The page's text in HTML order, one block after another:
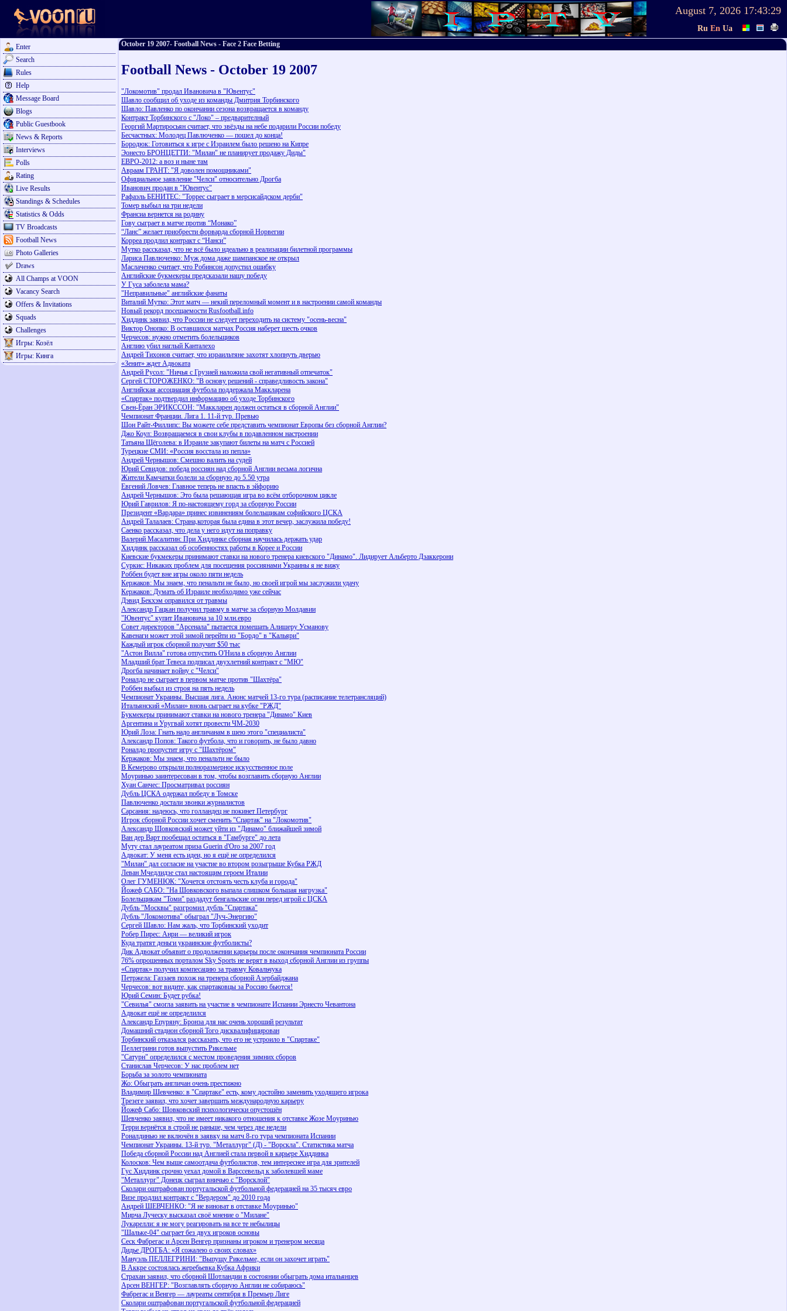
August 7, 2026 17:43:29
Ru En Ua
Enter
Search
Rules
Help
Message Board
Blogs
Public Guestbook
News & Reports
Interviews
Polls
Rating
Live Results
Standings & Schedules
Statistics & Odds
TV Broadcasts
Football News
Photo Galleries
Draws
All Champs at VOON
Vacancy Search
Offers & Invitations
Squads
Challenges
Игры: Козёл
Игры: Кинга
October 19 2007- Football News - Face 2 Face Betting
Football News - October 19 2007
"Локомотив" продал Ивановича в "Ювентус"
Шавло сообщил об уходе из команды Дмитрия Торбинского
Шавло: Павленко по окончании сезона возвращается в команду
Контракт Торбинского с "Локо" – предварителный
Георгий Мартиросьян считает, что звёзды на небе подарили России победу
Бесчастных: Молодец Павлюченко — пошел до конца!
Бородюк: Готовиться к игре с Израилем было решено на Кипре
Эонесто БРОНЦЕТТИ: "Милан" не планирует продажу Диды"
ЕВРО-2012: а воз и ныне там
Авраам ГРАНТ: "Я доволен помощниками"
Официальное заявление "Челси" относительно Дрогба
Иванович продан в "Ювентус"
Рафаэль БЕНИТЕС: "Торрес сыграет в мерсисайдском дерби"
Томер выбыл на три недели
Франсиа вернется на родину
Гову сыграет в матче против “Монако”
“Ланс” желает приобрести форварда сборной Норвегии
Корреа продлил контракт с “Нанси”
Мутко рассказал, что не всё было идеально в реализации билетной программы
Лариса Павлюченко: Муж дома даже шампанское не открыл
Маслаченко считает, что Робинсон допустил ошибку
Английские букмекеры предсказали нашу победу
У Гуса заболела мама?
"Неправильные" английские фанаты
Виталий Мутко: Этот матч — некий переломный момент и в настроении самой команды
Новый рекорд посещаемости Rusfootball.info
Хиддинк заявил, что России не следует переходить на систему "осень-весна"
Виктор Онопко: В оставшихся матчах Россия наберет шесть очков
Черчесов: нужно отметить болельщиков
Англию убил наглый Канталехо
Андрей Тихонов считает, что израильтяне захотят хлопнуть дверью
«Зенит» ждет Адвоката
Андрей Русол: "Ничья с Грузией наложила свой негативный отпечаток"
Сергей СТОРОЖЕНКО: "В основу решений - справедливость закона"
Английская ассоциация футбола поддержала Маккларена
«Спартак» подтвердил информацию об уходе Торбинского
Свен-Ёран ЭРИКССОН: "Маккларен должен остаться в сборной Англии"
Чемпионат Франции. Лига 1. 11-й тур. Превью
Шон Райт-Филлипс: Вы можете себе представить чемпионат Европы без сборной Англии?
Джо Коул: Возвращаемся в свои клубы в подавленном настроении
Татьяна Щёголева: в Израиле закупают билеты на матч с Россией
Турецкие СМИ: «Россия восстала из пепла»
Андрей Чернышов: Смешно валить на судей
Юрий Севидов: победа россиян над сборной Англии весьма логична
Жители Камчатки болели за сборную до 5.50 утра
Евгений Ловчев: Главное теперь не впасть в эйфорию
Андрей Чернышов: Это была решающая игра во всём отборочном цикле
Юрий Гаврилов: Я по-настоящему горд за сборную России
Президент «Вардара» принес извинениям болельщикам софийского ЦСКА
Андрей Талалаев: Страна,которая была едина в этот вечер, заслужила победу!
Саенко рассказал, что дела у него идут на поправку
Валерий Масалитин: При Хиддинке сборная научилась держать удар
Хиддинк рассказал об особенностях работы в Корее и России
Киевские букмекеры принимают ставки на нового тренера киевского "Динамо". Лидирует Альберто Дзаккерони
Суркис: Никаких проблем для посещения россиянами Украины я не вижу
Роббен будет вне игры около пяти недель
Кержаков: Мы знаем, что пенальти не было, но своей игрой мы заслужили удачу
Кержаков: Думать об Израиле необходимо уже сейчас
Дэвид Бекхэм оправился от травмы
Александр Гацкан получил травму в матче за сборную Молдавии
"Ювентус" купит Ивановича за 10 млн.евро
Совет директоров "Арсенала" пытается помешать Алишеру Усманову
Кавенаги может этой зимой перейти из "Бордо" в "Кальяри"
Каждый игрок сборной получит $50 тыс
"Астон Вилла" готова отпустить О'Нила в сборную Англии
Младший брат Тевеса подписал двухлетний контракт с "МЮ"
Дрогба начинает войну с "Челси"
Роналдо не сыграет в первом матче против "Шахтёра"
Роббен выбыл из строя на пять недель
Чемпионат Украины. Высшая лига. Анонс матчей 13-го тура (расписание телетрансляций)
Итальянский «Милан» вновь сыграет на кубке "РЖД"
Букмекеры принимают ставки на нового тренера "Динамо" Киев
Аргентина и Уругвай хотят провести ЧМ-2030
Юрий Лоза: Гнать надо англичанам в шею этого "специалиста"
Александр Попов: Такого футбола, что и говорить, не было давно
Роналдо пропустит игру с "Шахтёром"
Кержаков: Мы знаем, что пенальти не было
В Кемерово открыли полноразмерное искусственное поле
Моуринью заинтересован в том, чтобы возглавить сборную Англии
Хуан Санчес: Просматривал россиян
Дубль ЦСКА одержал победу в Томске
Павлюченко достали звонки журналистов
Сарсания: надеюсь, что голландец не покинет Петербург
Игрок сборной России хочет сменить "Спартак" на "Локомотив"
Александр Шовковский может уйти из "Динамо" ближайшей зимой
Ван дер Варт пообещал остаться в "Гамбурге" до лета
Муту стал лауреатом приза Guerin d'Oro за 2007 год
Адвокат: У меня есть идеи, но я ещё не определился
"Милан" дал согласие на участие во втором розыгрыше Кубка РЖД
Леван Мчедлидзе стал настоящим героем Италии
Олег ГУМЕНЮК: "Хочется отстоять честь клуба и города"
Йожеф САБО: "На Шовковского выпала слишком большая нагрузка"
Болельщикам "Томи" раздадут бенгальские огни перед игрой с ЦСКА
Дубль "Москвы" разгромил дубль "Спартака"
Дубль "Локомотива" обыграл "Луч-Энергию"
Сергей Шавло: Нам жаль, что Торбинский уходит
Робер Пирес: Анри — великий игрок
Куда тратят деньги украинские футболисты?
Дик Адвокат объявит о продолжении карьеры после окончания чемпионата России
76% опрошенных порталом Sky Sports не верят в выход сборной Англии из группы
«Спартак» получил компесацию за травму Ковальчука
Петржела: Газзаев похож на тренера сборной Азербайджана
Черчесов: вот видите, как спартаковцы за Россию бьются!
Юрий Семин: Будет рубка!
"Севилья" смогла заявить на участие в чемпионате Испании Эрнесто Чевантона
Адвокат ещё не определился
Александр Епуряну: Бронза для нас очень хороший результат
Домашний стадион сборной Того дисквалифицирован
Торбинский отказался рассказать, что его не устроило в "Спартаке"
Пеллегрини готов выпустить Рикельме
"Сатурн" определился с местом проведения зимних сборов
Станислав Черчесов: У нас проблем нет
Борьба за золото чемпионата
Жо: Обыграть англичан очень престижно
Владимир Шевченко: в "Спартаке" есть, кому достойно заменить уходящего игрока
Трезеге заявил, что хочет завершить международную карьеру
Йожеф Сабо: Шовковский психологически опустошён
Шевченко заявил, что не имеет никакого отношения к отставке Жозе Моуринью
Терри вернётся в строй не раньше, чем через две недели
Роналдинью не включён в заявку на матч 8-го тура чемпионата Испании
Чемпионат Украины. 13-й тур. "Металлург" (Д) - "Ворскла". Статистика матча
Победа сборной России над Англией стала первой в карьере Хиддинка
Колосков: Чем выше самоотдача футболистов, тем интереснее игра для зрителей
Гус Хиддинк срочно уехал домой в Варссевельд к заболевшей маме
"Металлург" Донецк сыграл вничью с "Ворсклой"
Сколари оштрафован португальской футбольной федерацией на 35 тысяч евро
Визе продлил контракт с "Вердером" до 2010 года
Андрей ШЕВЧЕНКО: "Я не виноват в отставке Моуринью"
Мирча Луческу высказал своё мнение о "Милане"
Лукарелли: я не могу реагировать на все те небылицы
"Шальке-04" сыграет без двух игроков основы
Сеск Фабрегас и Арсен Венгер признаны игроком и тренером месяца
Дидье ДРОГБА: «Я сожалею о своих словах»
Мануэль ПЕЛЛЕГРИНИ: "Выпущу Рикельме, если он захочет играть"
В Аккре состоялась жеребьевка Кубка Африки
Страхан заявил, что сборной Шотландии в состоянии обыграть дома итальянцев
Арсен ВЕНГЕР: "Возглавлять сборную Англии не собираюсь"
Фабрегас и Венгер — лауреаты сентября в Премьер Лиге
Сколари оштрафован португальской футбольной федерацией